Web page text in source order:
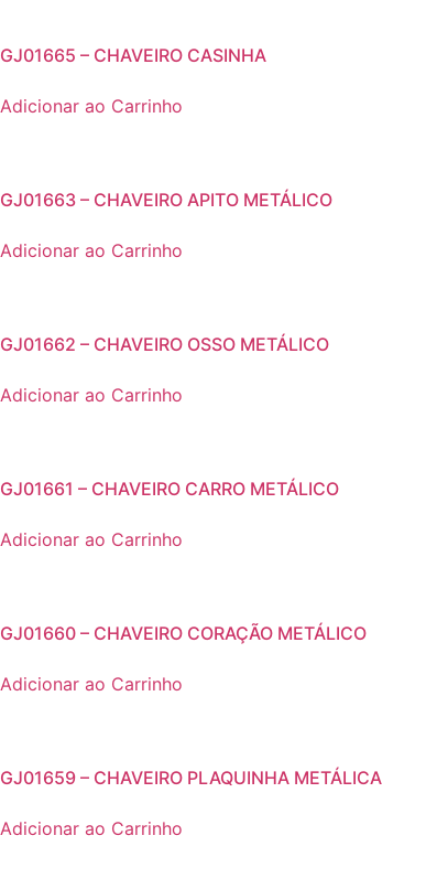
GJ01665 – CHAVEIRO CASINHA
Adicionar ao Carrinho
GJ01663 – CHAVEIRO APITO METÁLICO
Adicionar ao Carrinho
GJ01662 – CHAVEIRO OSSO METÁLICO
Adicionar ao Carrinho
GJ01661 – CHAVEIRO CARRO METÁLICO
Adicionar ao Carrinho
GJ01660 – CHAVEIRO CORAÇÃO METÁLICO
Adicionar ao Carrinho
GJ01659 – CHAVEIRO PLAQUINHA METÁLICA
Adicionar ao Carrinho